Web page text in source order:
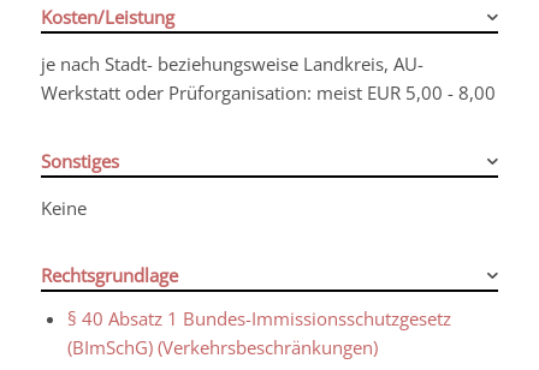
Kosten/Leistung
je nach Stadt- beziehungsweise Landkreis, AU-
Werkstatt oder Prüforganisation: meist EUR 5,00 - 8,00
Sonstiges
Keine
Rechtsgrundlage
§ 40 Absatz 1 Bundes-Immissionsschutzgesetz
(BImSchG) (Verkehrsbeschränkungen)